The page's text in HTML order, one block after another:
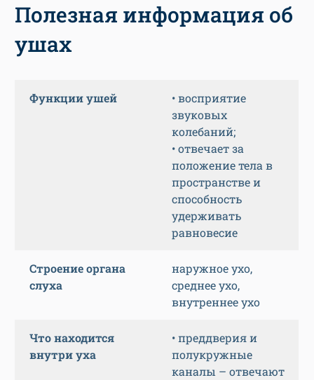
Полезная информация об
ушах
Функции ушей
• восприятие
звуковых
колебаний;
• отвечает за
положение тела в
пространстве и
способность
удерживать
равновесие
Строение органа
слуха
наружное ухо,
среднее ухо,
внутреннее ухо
Что находится
внутри уха
• преддверия и
полукружные
каналы – отвечают